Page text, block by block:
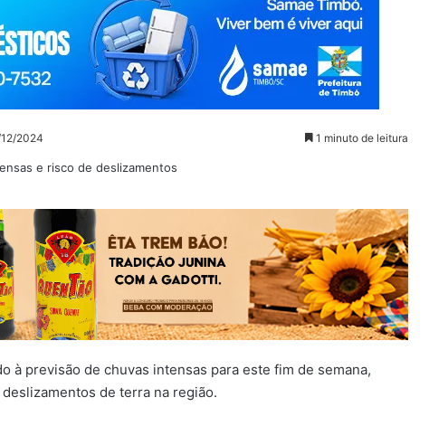
2024 1 minuto de leitura
à previsão de chuvas intensas para este fim de semana,
de terra na região.